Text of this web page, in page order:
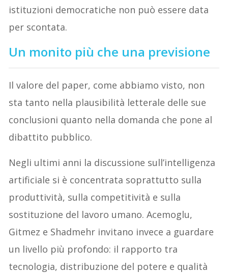
istituzioni democratiche non può essere data
per scontata.
Un monito più che una previsione
Il valore del paper, come abbiamo visto, non
sta tanto nella plausibilità letterale delle sue
conclusioni quanto nella domanda che pone al
dibattito pubblico.
Negli ultimi anni la discussione sull’intelligenza
artificiale si è concentrata soprattutto sulla
produttività, sulla competitività e sulla
sostituzione del lavoro umano. Acemoglu,
Gitmez e Shadmehr invitano invece a guardare
un livello più profondo: il rapporto tra
tecnologia, distribuzione del potere e qualità